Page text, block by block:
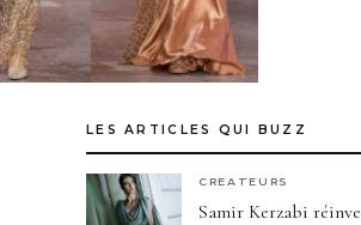
LES ARTICLES QUI BUZZ
CREATEURS
Samir Kerzabi